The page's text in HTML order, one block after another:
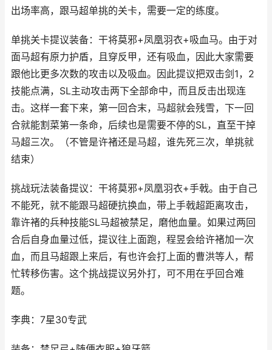
出场率高，跟马超单挑的关卡，需要一定的练度。
单挑关卡提议装备：干将莫邪+凤凰羽衣+吸血马。由于对
面马超有原力护盾，且穿反甲，还有吸血，因此大家需要
跟他比更多次数的攻击以及吸血。因此提议把双击剑1，2
技能点满，SL主动攻击两下全部命中，而且反击出现连
击。这样一套下来，第一回合末，马超就会残雪，下一回
合就能割菜第一条命，后续也是需要不停的SL，直至干掉
马超三次。（不管是许褚还是马超，谁先死三次，单挑就
结束）
挑战玩法装备提议：干将莫邪+凤凰羽衣+手戟。由于自己
不能死，就不能跟马超硬抗换血，带上手戟超距离攻击，
靠许褚的兵种技能SL马超被禁足，磨他血量。如果过两回
合后自身血量过低，提议往上面跑，程昱会给许褚加一次
血，而且马超跟上来后，有也许会打上面的曹洪等人，帮
忙转移伤害。这个挑战提议另外打，可不用在乎回合难
题。
李典：7星30专武